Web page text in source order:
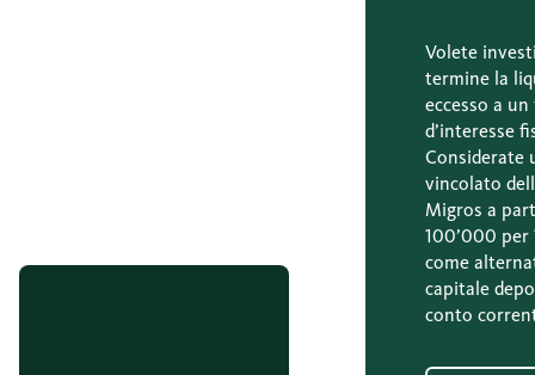
Volete
termine la
eccesso a un
d’interesse
Considerate
vincolato
Migros a
100’000 per
come
capitale
conto